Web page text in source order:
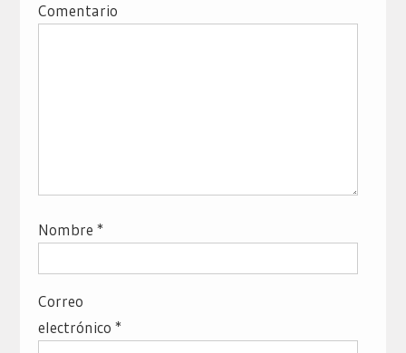
Comentario
Nombre *
Correo
electrónico *